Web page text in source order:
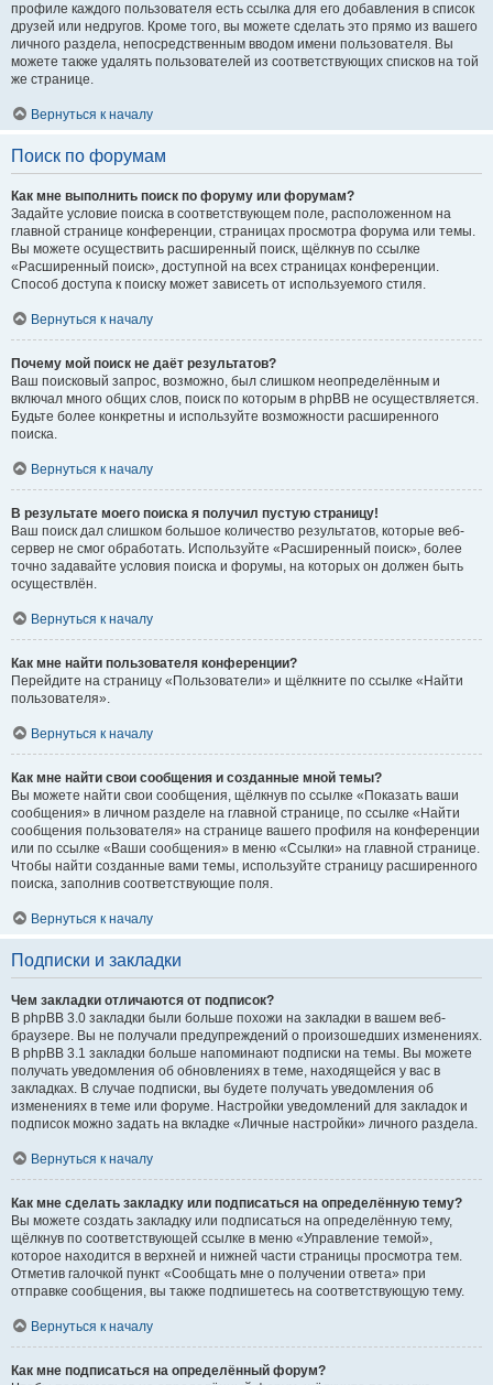
профиле каждого пользователя есть ссылка для его добавления в список
друзей или недругов. Кроме того, вы можете сделать это прямо из вашего
личного раздела, непосредственным вводом имени пользователя. Вы
можете также удалять пользователей из соответствующих списков на той
же странице.
Вернуться к началу
Поиск по форумам
Как мне выполнить поиск по форуму или форумам?
Задайте условие поиска в соответствующем поле, расположенном на
главной странице конференции, страницах просмотра форума или темы.
Вы можете осуществить расширенный поиск, щёлкнув по ссылке
«Расширенный поиск», доступной на всех страницах конференции.
Способ доступа к поиску может зависеть от используемого стиля.
Вернуться к началу
Почему мой поиск не даёт результатов?
Ваш поисковый запрос, возможно, был слишком неопределённым и
включал много общих слов, поиск по которым в phpBB не осуществляется.
Будьте более конкретны и используйте возможности расширенного
поиска.
Вернуться к началу
В результате моего поиска я получил пустую страницу!
Ваш поиск дал слишком большое количество результатов, которые веб-
сервер не смог обработать. Используйте «Расширенный поиск», более
точно задавайте условия поиска и форумы, на которых он должен быть
осуществлён.
Вернуться к началу
Как мне найти пользователя конференции?
Перейдите на страницу «Пользователи» и щёлкните по ссылке «Найти
пользователя».
Вернуться к началу
Как мне найти свои сообщения и созданные мной темы?
Вы можете найти свои сообщения, щёлкнув по ссылке «Показать ваши
сообщения» в личном разделе на главной странице, по ссылке «Найти
сообщения пользователя» на странице вашего профиля на конференции
или по ссылке «Ваши сообщения» в меню «Ссылки» на главной странице.
Чтобы найти созданные вами темы, используйте страницу расширенного
поиска, заполнив соответствующие поля.
Вернуться к началу
Подписки и закладки
Чем закладки отличаются от подписок?
В phpBB 3.0 закладки были больше похожи на закладки в вашем веб-
браузере. Вы не получали предупреждений о произошедших изменениях.
В phpBB 3.1 закладки больше напоминают подписки на темы. Вы можете
получать уведомления об обновлениях в теме, находящейся у вас в
закладках. В случае подписки, вы будете получать уведомления об
изменениях в теме или форуме. Настройки уведомлений для закладок и
подписок можно задать на вкладке «Личные настройки» личного раздела.
Вернуться к началу
Как мне сделать закладку или подписаться на определённую тему?
Вы можете создать закладку или подписаться на определённую тему,
щёлкнув по соответствующей ссылке в меню «Управление темой»,
которое находится в верхней и нижней части страницы просмотра тем.
Отметив галочкой пункт «Сообщать мне о получении ответа» при
отправке сообщения, вы также подпишетесь на соответствующую тему.
Вернуться к началу
Как мне подписаться на определённый форум?